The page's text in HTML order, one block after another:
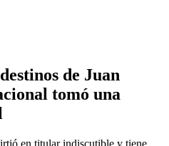
de Juan
tomó una
en titular indiscutible y tiene